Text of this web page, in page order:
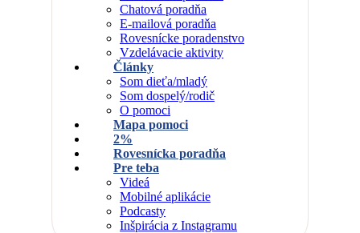
Chatová poradňa
E-mailová poradňa
Rovesnícke poradenstvo
Vzdelávacie aktivity
Články
Som dieťa/mladý
Som dospelý/rodič
O pomoci
Mapa pomoci
2%
Rovesnícka poradňa
Pre teba
Videá
Mobilné aplikácie
Podcasty
Inšpirácia z Instagramu